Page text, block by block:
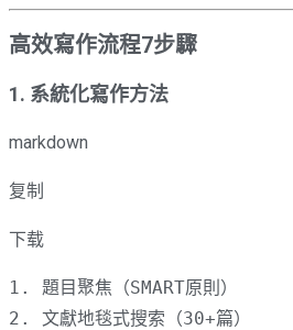
高效寫作流程7步驟
1. 系統化寫作方法
markdown
复制
下载
1.
2.